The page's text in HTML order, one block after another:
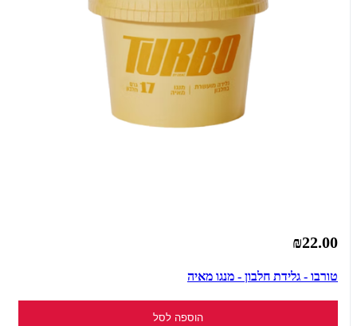
₪22.00
טורבו - גלידת חלבון - מנגו מאיה
הוספה לסל